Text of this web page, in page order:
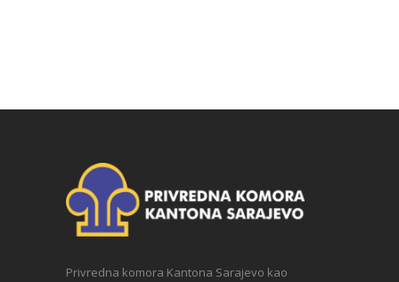
Privredna komora Kantona Sarajevo kao